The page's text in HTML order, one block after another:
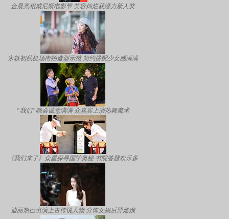
金晨亮相威尼斯电影节 笑容灿烂获潜力新人奖
宋轶初秋机场街拍造型示范 简约搭配少女感满满
“我们”晚会诚意满满 众嘉宾上演热舞魔术
《我们来了》众星探寻国学奥秘 书院答题欢乐多
迪丽热巴出演上古传说人物 分饰女娲后羿嫦娥